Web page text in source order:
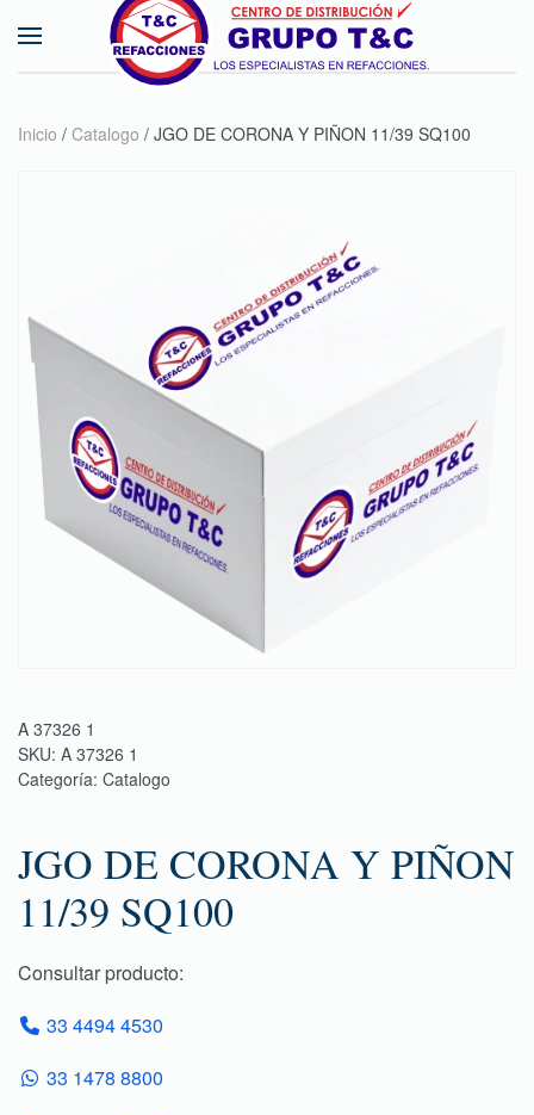
Skip to main content
Inicio / Catalogo / JGO DE CORONA Y PIÑON 11/39 SQ100
A 37326 1
SKU: A 37326 1
Categoría: Catalogo
JGO DE CORONA Y PIÑON
11/39 SQ100
Consultar producto:
33 4494 4530
33 1478 8800